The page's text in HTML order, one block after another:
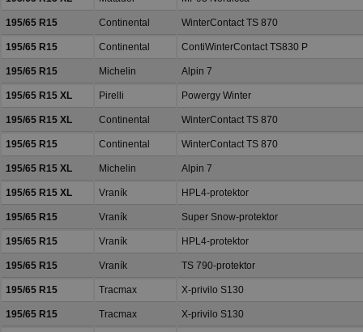
195/65 R15 Continental WinterContact TS 870
195/65 R15 Continental ContiWinterContact TS830 P
195/65 R15 Michelin Alpin 7
195/65 R15 XL Pirelli Powergy Winter
195/65 R15 XL Continental WinterContact TS 870
195/65 R15 Continental WinterContact TS 870
195/65 R15 XL Michelin Alpin 7
195/65 R15 XL Vraník HPL4-protektor
195/65 R15 Vraník Super Snow-protektor
195/65 R15 Vraník HPL4-protektor
195/65 R15 Vraník TS 790-protektor
195/65 R15 Tracmax X-privilo S130
195/65 R15 Tracmax X-privilo S130